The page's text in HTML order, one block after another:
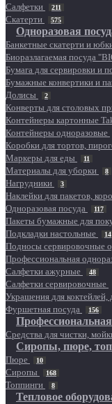
Салфетки 211
Скатерти 575
Одноразовая
Банкетные скатерти и
Биоразлагаемая посуда
Бумага для сервировки и
Бумажные конвертики и
Долисы 2
Конверты для столовых
Контейнеры картонные
Контейнеры одноразовые
Коробки для тортов,
Маркеры для еды 11
Материалы для уборки 8
Нагрудники 3
Наклейки для пакетов,
Одноразовая посуда 117
Пакеты бумажные для
Подкладки настольные 14
Подносы сервировочные
Профессиональная
Салфетки ажурные 48
Салфетки сервировочные
Украшения для коктейлей,
Фуршетная посуда 156
Средства для чистки,
Сиропы, пюре,
Пюре 10
Сиропы 168
Топпинги 8
Тепловое